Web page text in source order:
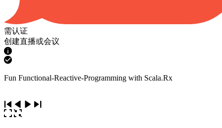
需认证
创建直播或会议
Fun Functional-Reactive-Programming with Scala.Rx